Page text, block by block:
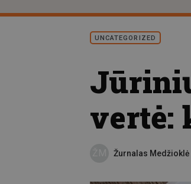
UNCATEGORIZED
vertė:
Žurnalas Medžioklė